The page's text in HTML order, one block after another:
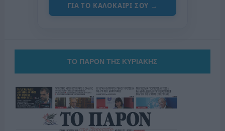
ΓΙΑ ΤΟ ΚΑΛΟΚΑΙΡΙ ΣΟΥ →
ΤΟ ΠΑΡΟΝ ΤΗΣ ΚΥΡΙΑΚΗΣ